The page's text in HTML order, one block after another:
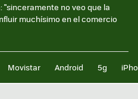
"sinceramente no veo que la
muchísimo en el comercio
Movistar Android 5g